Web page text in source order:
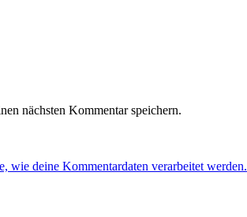
nächsten Kommentar speichern.
wie deine Kommentardaten verarbeitet werden.